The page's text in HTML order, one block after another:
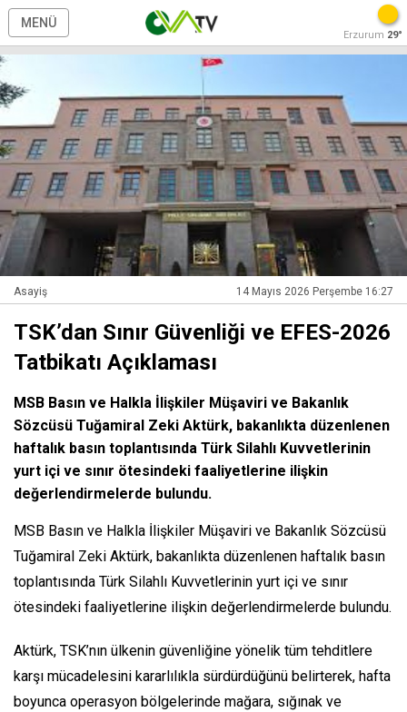
MENÜ
Erzurum 29°
Asayiş 14 Mayıs 2026 Perşembe 16:27
TSK’dan Sınır Güvenliği ve EFES-2026
Tatbikatı Açıklaması
MSB Basın ve Halkla İlişkiler Müşaviri ve Bakanlık
Sözcüsü Tuğamiral Zeki Aktürk, bakanlıkta düzenlenen
haftalık basın toplantısında Türk Silahlı Kuvvetlerinin
yurt içi ve sınır ötesindeki faaliyetlerine ilişkin
değerlendirmelerde bulundu.
MSB Basın ve Halkla İlişkiler Müşaviri ve Bakanlık Sözcüsü
Tuğamiral Zeki Aktürk, bakanlıkta düzenlenen haftalık basın
toplantısında Türk Silahlı Kuvvetlerinin yurt içi ve sınır
ötesindeki faaliyetlerine ilişkin değerlendirmelerde bulundu.
Aktürk, TSK’nın ülkenin güvenliğine yönelik tüm tehditlere
karşı mücadelesini kararlılıkla sürdürdüğünü belirterek, hafta
boyunca operasyon bölgelerinde mağara, sığınak ve